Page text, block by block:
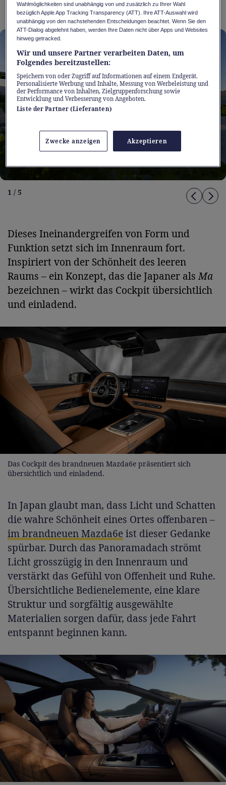
mehr als reine Zierde.
1 / 5
Dieses Ineinandergreifen von Form und
Funktion setzt sich im Innenraum fort.
Inspiriert von der Schönheit des leeren
Raums – ein Konzept, das die Japaner alsMa
bezeichnen – wirkt das Cockpit übersichtlich
und einladend.
Das Cockpit des brandneuen Mazda6e präsentiert sich
übersichtlich und einladend.
In Japan glaubt man, dass Licht und Schatten
die wahre Schönheit eines Ortes offenbaren –
im brandneuen Mazda6eist dieser Gedanke
spürbar. Durch das Panoramadach strömt
Licht grosszügig in den Innenraum und
verstärkt das Gefühl von Offenheit und Ruhe.
Übersichtliche Bedienelemente, eine klare
Struktur und sorgfältig ausgewählte
Materialien sorgen dafür, dass jede Fahrt
entspannt beginnen kann.
Wahlmöglichkeiten sind unabhängig von und zusätzlich zu Ihrer Wahl
bezüglich Apple App Tracking Transparency (ATT). Ihre ATT-Auswahl wird
unabhängig von den nachstehenden Entscheidungen beachtet. Wenn Sie den
ATT-Dialog abgelehnt haben, werden Ihre Daten nicht über Apps und Websites
hinweg getracked.
Wir und unsere Partner verarbeiten Daten, um
Folgendes bereitzustellen:
Speichern von oder Zugriff auf Informationen auf einem Endgerät.
Personalisierte Werbung und Inhalte, Messung von Werbeleistung und
der Performance von Inhalten, Zielgruppenforschung sowie
Entwicklung und Verbesserung von Angeboten.
Liste der Partner (Lieferanten)
Zwecke anzeigen Akzeptieren